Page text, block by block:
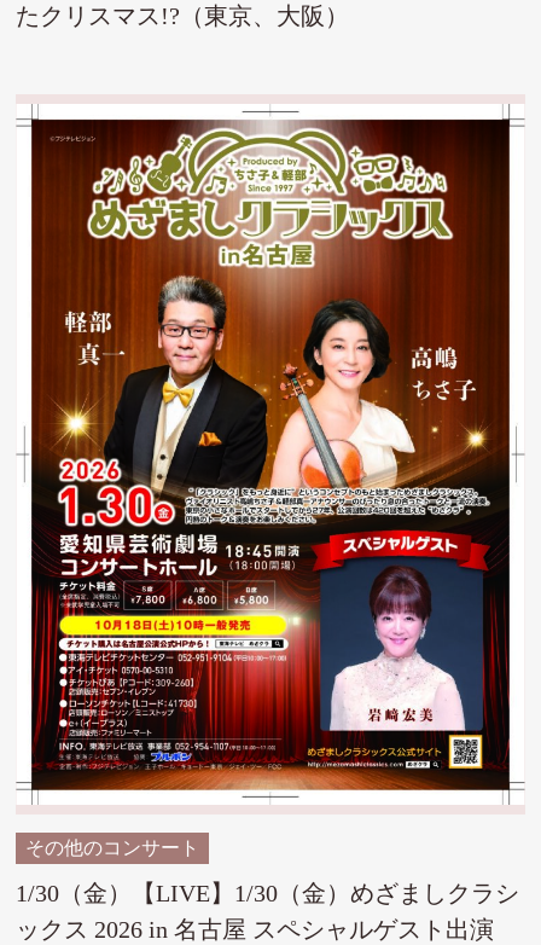
たクリスマス!?（東京、大阪）
その他のコンサート
1/30（金）【LIVE】1/30（金）めざましクラシ
ックス 2026 in 名古屋 スペシャルゲスト出演